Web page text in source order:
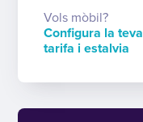
Vols mòbil?
Configura la teva
tarifa i estalvia